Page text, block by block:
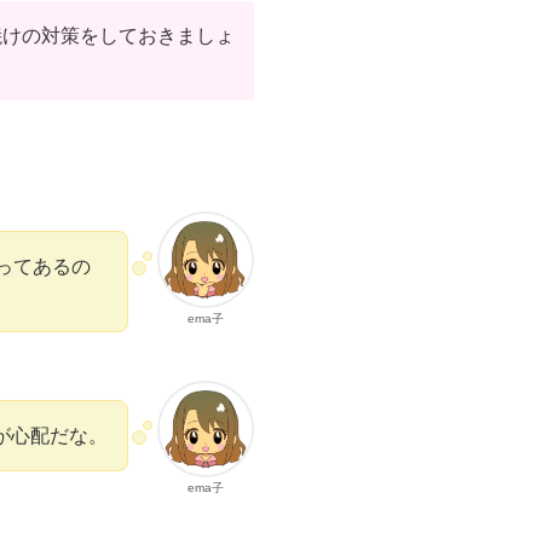
の対策をしておきましょ
ema子
てあるの
ema子
配だな。